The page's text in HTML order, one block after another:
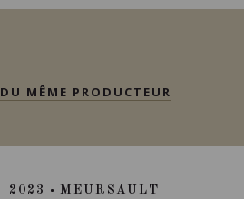
DU MÊME PRODUCTEUR
2023 MEURSAULT